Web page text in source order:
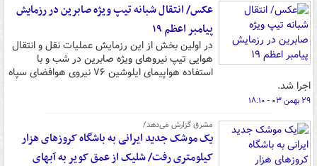
عکس/ انتقال شبانه تیپ ویژه صابرین در رزمایش
پیامبر اعظم ۱۹
در اولین بخش از این رزمایش عملیات نقل و انتقال
هوایی تیپ نیروهای ویژه صابرین در شب و با
استفاده هواپیمای ایلوشین ۷۶ نیروی هوافضای سپاه
اجرا شد.
۲۹ بهمن ۰۳ - ۱۸:۱۰
مشرق گزارش می‌دهد/
یک موشک جدید ایرانی به باشگاه کروزهای هزار
کیلومتری رفت/ شلیک از عمق کویر به آبهای